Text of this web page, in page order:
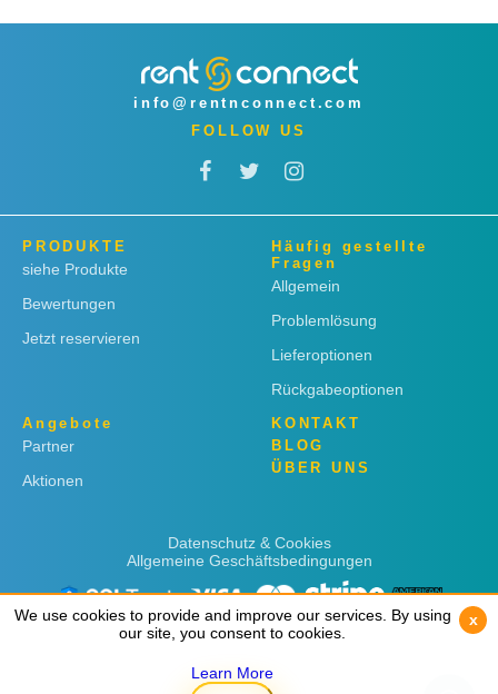
info@rentnconnect.com
FOLLOW US
PRODUKTE
siehe Produkte
Bewertungen
Jetzt reservieren
Häufig gestellte
Fragen
Allgemein
Problemlösung
Lieferoptionen
Rückgabeoptionen
Angebote
Partner
Aktionen
KONTAKT
BLOG
ÜBER UNS
Datenschutz & Cookies
Allgemeine Geschäftsbedingungen
We use cookies to provide and improve our services. By using
our site, you consent to cookies.
Learn More
x
We use cookies to provide and improve our services. By using
our site, you consent to cookies.
Learn More
x